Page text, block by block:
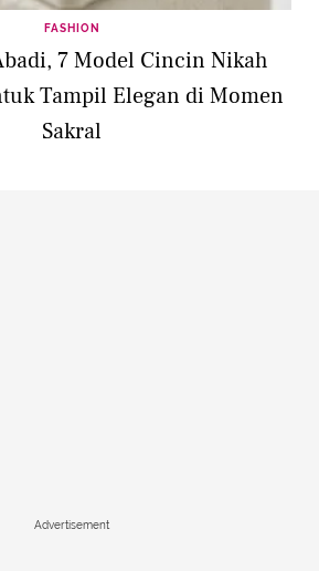
FASHION
7 Model Cincin Nikah
Tampil Elegan di Momen
Sakral
Advertisement